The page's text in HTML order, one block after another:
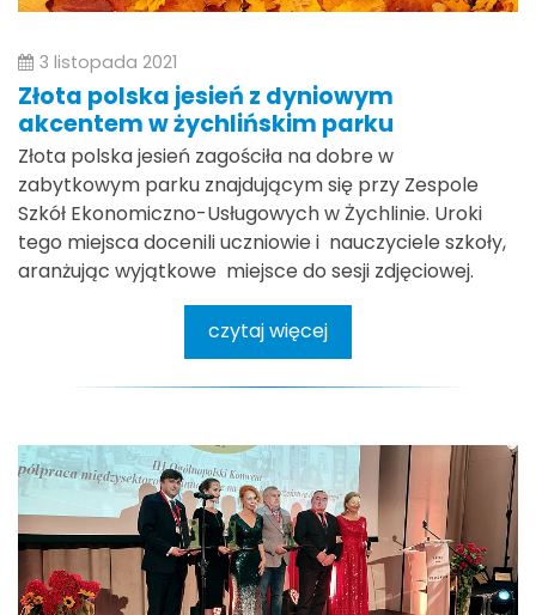
3 listopada 2021
Złota polska jesień z dyniowym
akcentem w żychlińskim parku
Złota polska jesień zagościła na dobre w
zabytkowym parku znajdującym się przy Zespole
Szkół Ekonomiczno-Usługowych w Żychlinie. Uroki
tego miejsca docenili uczniowie i nauczyciele szkoły,
aranżując wyjątkowe miejsce do sesji zdjęciowej.
czytaj więcej